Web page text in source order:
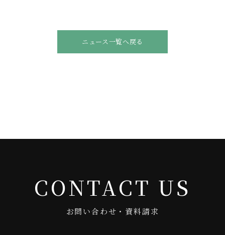
ニュース一覧へ戻る
CONTACT US
お問い合わせ・資料請求